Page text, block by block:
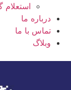
استعلام
درباره ما
تماس با ما
وبلاگ